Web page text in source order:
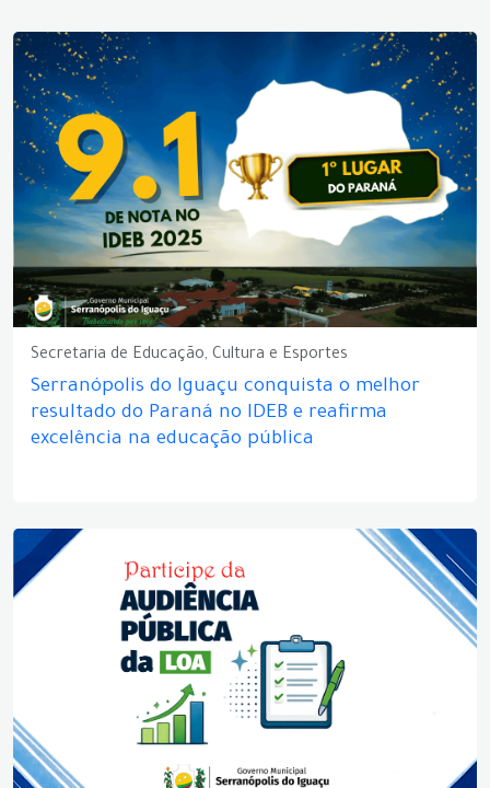
Secretaria de Educação, Cultura e Esportes
Serranópolis do Iguaçu conquista o melhor
resultado do Paraná no IDEB e reafirma
excelência na educação pública